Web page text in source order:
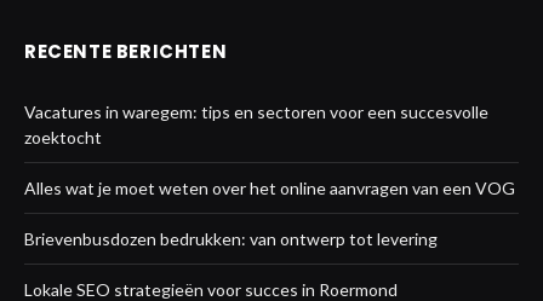
RECENTE BERICHTEN
Vacatures in waregem: tips en sectoren voor een succesvolle
zoektocht
Alles wat je moet weten over het online aanvragen van een VOG
Brievenbusdozen bedrukken: van ontwerp tot levering
Lokale SEO strategieën voor succes in Roermond